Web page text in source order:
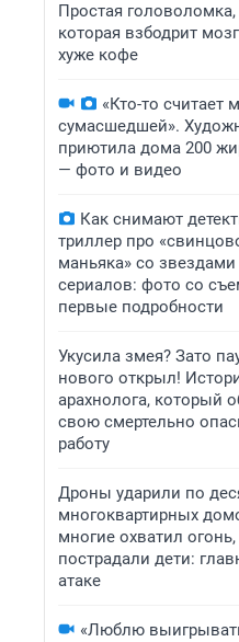
Простая головоломка,
которая взбодрит
хуже кофе
«Кто-то считает
сумасшедшей».
приютила дома 200
— фото и видео
Как снимают
триллер про
маньяка» со звездами
сериалов: фото со
первые подробности
Укусила змея? Зато
нового открыл!
арахнолога, который
свою смертельно
работу
Дроны ударили по
многоквартирных
многие охватил огонь,
пострадали дети:
атаке
«Люблю